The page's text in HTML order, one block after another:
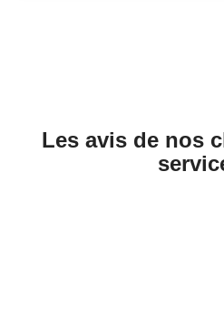
Les avis de nos